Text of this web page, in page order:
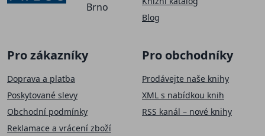
Brno
Blog
Pro zákazníky
Doprava a platba
Poskytované slevy
Obchodní podmínky
Reklamace a vrácení zboží
Pro obchodníky
Prodávejte naše knihy
XML s nabídkou knih
RSS kanál – nové knihy